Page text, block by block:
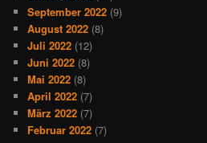
September 2022 (9)
August 2022 (8)
Juli 2022 (12)
Juni 2022 (8)
Mai 2022 (8)
April 2022 (7)
März 2022 (7)
Februar 2022 (7)